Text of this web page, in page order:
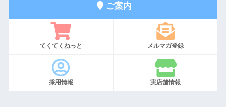
ご案内
てくてくねっと メルマガ登録
採用情報 実店舗情報